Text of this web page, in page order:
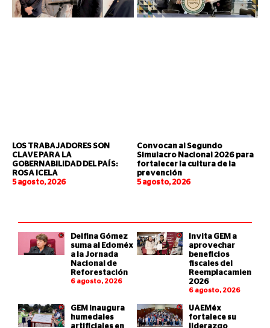
LOS TRABAJADORES SON
CLAVE PARA LA
GOBERNABILIDAD DEL PAÍS:
ROSA ICELA
5 agosto, 2026
Convocan al Segundo
Simulacro Nacional 2026 para
fortalecer la cultura de la
prevención
5 agosto, 2026
Delfina Gómez
suma al Edoméx
a la Jornada
Nacional de
Reforestación
6 agosto, 2026
Invita GEM a
aprovechar
beneficios
fiscales del
Reemplacamiento
2026
6 agosto, 2026
GEM inaugura
humedales
UAEMéx
fortalece su